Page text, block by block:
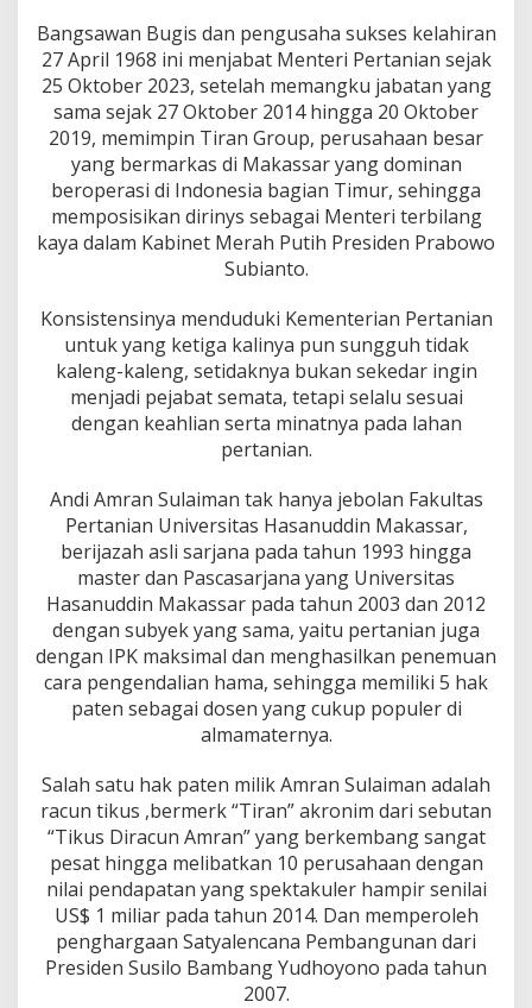
n
j
a
b
a
t
M
n
t
e
a
n
p
a
P
a
m
i
h
,
K
e
c
u
a
l
i
S
w
s
e
m
b
a
d
a
P
a
n
Bangsawan Bugis dan pengusaha sukses kelahiran
27 April 1968 ini menjabat Menteri Pertanian sejak
25 Oktober 2023, setelah memangku jabatan yang
sama sejak 27 Oktober 2014 hingga 20 Oktober
2019, memimpin Tiran Group, perusahaan besar
yang bermarkas di Makassar yang dominan
beroperasi di Indonesia bagian Timur, sehingga
memposisikan dirinys sebagai Menteri terbilang
kaya dalam Kabinet Merah Putih Presiden Prabowo
Subianto.
Konsistensinya menduduki Kementerian Pertanian
untuk yang ketiga kalinya pun sungguh tidak
kaleng-kaleng, setidaknya bukan sekedar ingin
menjadi pejabat semata, tetapi selalu sesuai
dengan keahlian serta minatnya pada lahan
pertanian.
Andi Amran Sulaiman tak hanya jebolan Fakultas
Pertanian Universitas Hasanuddin Makassar,
berijazah asli sarjana pada tahun 1993 hingga
master dan Pascasarjana yang Universitas
Hasanuddin Makassar pada tahun 2003 dan 2012
dengan subyek yang sama, yaitu pertanian juga
dengan IPK maksimal dan menghasilkan penemuan
cara pengendalian hama, sehingga memiliki 5 hak
paten sebagai dosen yang cukup populer di
almamaternya.
Salah satu hak paten milik Amran Sulaiman adalah
racun tikus ,bermerk “Tiran” akronim dari sebutan
“Tikus Diracun Amran” yang berkembang sangat
pesat hingga melibatkan 10 perusahaan dengan
nilai pendapatan yang spektakuler hampir senilai
US$ 1 miliar pada tahun 2014. Dan memperoleh
penghargaan Satyalencana Pembangunan dari
Presiden Susilo Bambang Yudhoyono pada tahun
2007.